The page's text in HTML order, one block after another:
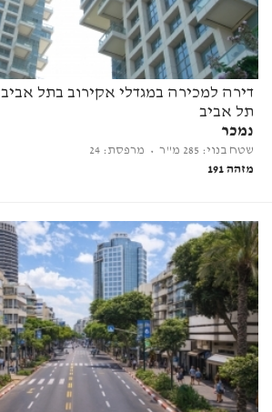
דירה למכירה במגדלי אקירוב בתל אביב
תל אביב
נמכר
שטח בנוי: 285 מ"ר
• מרפסת: 24
מזהה 191